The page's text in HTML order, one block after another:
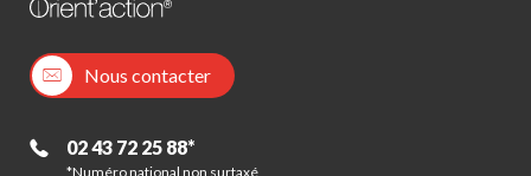
Nous contacter
02 43 72 25 88*
*Numéro national non surtaxé